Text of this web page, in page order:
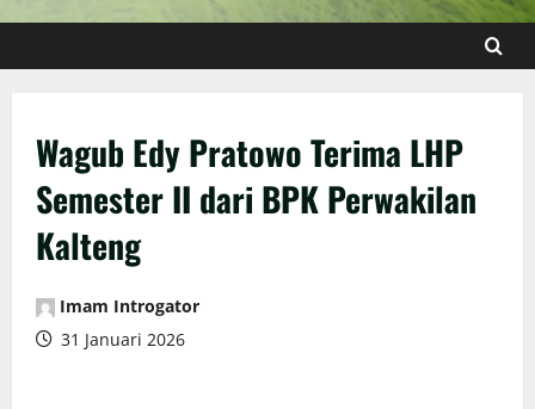
Wagub Edy Pratowo Terima LHP
Semester II dari BPK Perwakilan
Kalteng
Imam Introgator
31 Januari 2026